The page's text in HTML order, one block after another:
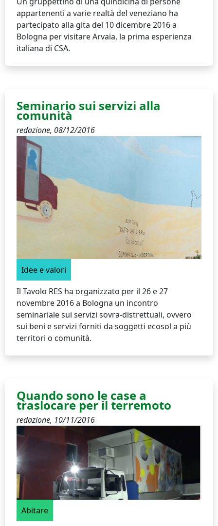
appartenenti a varie realtà del veneziano ha
partecipato alla gita del 10 dicembre 2016 a
Bologna per visitare Arvaia, la prima esperienza
italiana di CSA.
Seminario sui servizi alla
comunità
redazione, 08/12/2016
Idee e valori
Il Tavolo RES ha organizzato per il 26 e 27
novembre 2016 a Bologna un incontro
seminariale sui servizi sovra-distrettuali, ovvero
sui beni e servizi forniti da soggetti ecosol a più
territori o comunità.
Quando sono le case a
traslocare per il terremoto
redazione, 10/11/2016
Abitare